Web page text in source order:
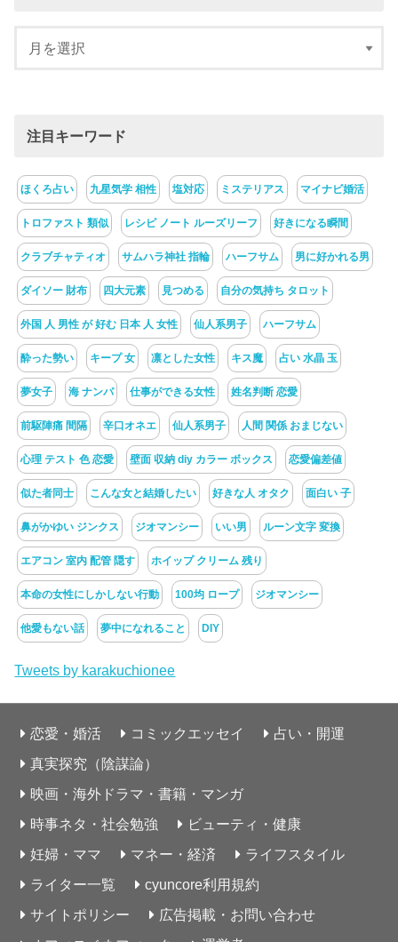
注目キーワード
ほくろ占い 九星気学 相性 塩対応 ミステリアス マイナビ婚活
トロファスト 類似 レシピ ノート ルーズリーフ 好きになる瞬間
クラブチャティオ サムハラ神社 指輪 ハーフサム 男に好かれる男
ダイソー 財布 四大元素 見つめる 自分の気持ち タロット
外国 人 男性 が 好む 日本 人 女性 仙人系男子 ハーフサム
酔った勢い キープ 女 凛とした女性 キス魔 占い 水晶 玉
夢女子 海 ナンパ 仕事ができる女性 姓名判断 恋愛
前駆陣痛 間隔 辛口オネエ 仙人系男子 人間 関係 おまじない
心理 テスト 色 恋愛 壁面 収納 diy カラー ボックス 恋愛偏差値
似た者同士 こんな女と結婚したい 好きな人 オタク 面白い 子
鼻がかゆい ジンクス ジオマンシー いい男 ルーン文字 変換
エアコン 室内 配管 隠す ホイップ クリーム 残り
本命の女性にしかしない行動 100均 ロープ ジオマンシー
他愛もない話 夢中になれること DIY
Tweets by karakuchionee
恋愛・婚活 コミックエッセイ
占い・開運
真実探究（陰謀論）
映画・海外ドラマ・書籍・マンガ
時事ネタ・社会勉強
ビューティ・健康
妊婦・ママ
マネー・経済
ライフスタイル
ライター一覧
cyuncore利用規約
サイトポリシー
広告掲載・お問い合わせ